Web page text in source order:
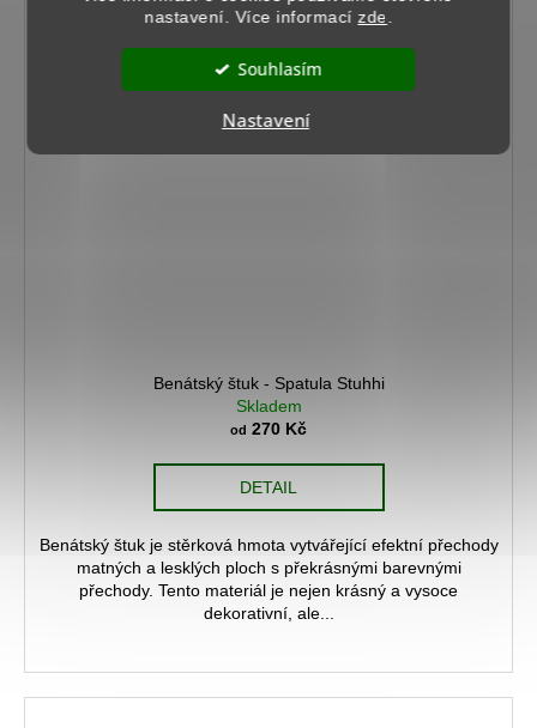
nastavení. Více informacízde .
Souhlasím
Nastavení
Benátský štuk - Spatula Stuhhi
Skladem
od 270 Kč
DETAIL
Benátský štuk je stěrková hmota vytvářející efektní přechody
matných a lesklých ploch s překrásnými barevnými
přechody. Tento materiál je nejen krásný a vysoce
dekorativní, ale...